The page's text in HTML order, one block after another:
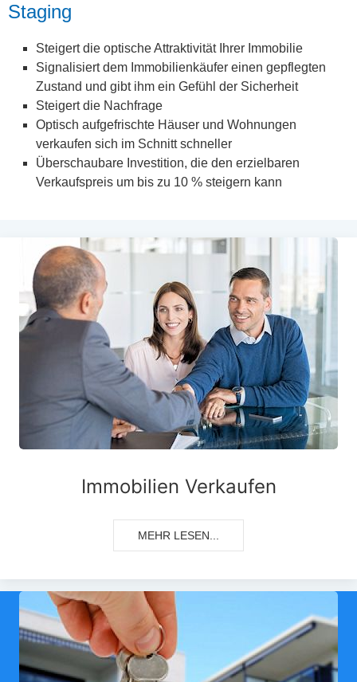
Staging
Steigert die optische Attraktivität Ihrer Immobilie
Signalisiert dem Immobilienkäufer einen gepflegten
Zustand und gibt ihm ein Gefühl der Sicherheit
Steigert die Nachfrage
Optisch aufgefrischte Häuser und Wohnungen
verkaufen sich im Schnitt schneller
Überschaubare Investition, die den erzielbaren
Verkaufspreis um bis zu 10 % steigern kann
Immobilien Verkaufen
MEHR LESEN...